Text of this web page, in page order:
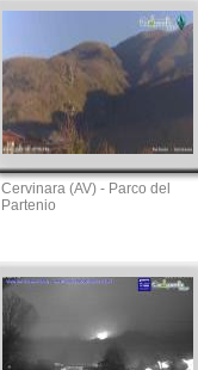
Cervinara (AV) - Parco del
Partenio